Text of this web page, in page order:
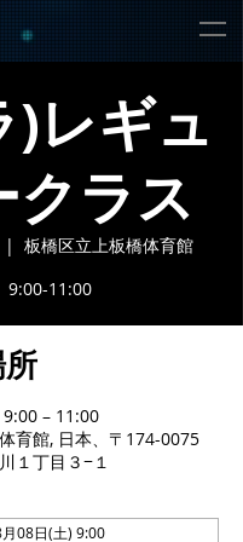
)レギュ
クラス
|
板橋区立上板橋体育館
9:00-11:00
– 11:00
育館, 日本、〒174-0075
１丁目３−１
08日(土) 9:00